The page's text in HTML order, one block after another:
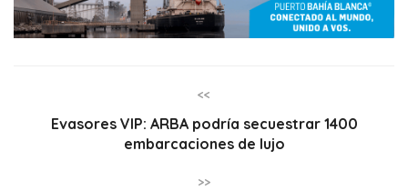
<<
Evasores VIP: ARBA podría secuestrar 1400
embarcaciones de lujo
>>